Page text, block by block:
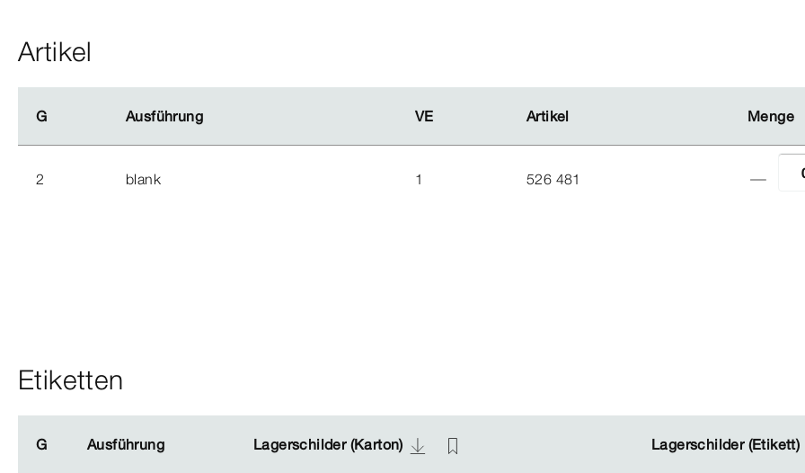
Artikel
G Ausführung VE Artikel Menge
G Ausführung VE Artikel Menge
2 blank 1 526 481
Etiketten
G Ausführung Lagerschilder (Karton) Lagerschilder (Etikett)
G Ausführung Lagerschilder (Karton) Lagerschilder (Etikett)